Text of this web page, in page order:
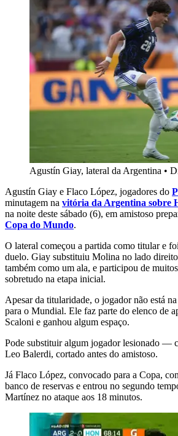
Agustín Giay, lateral da Argentina •
Agustín Giay e Flaco López, jogadores do
minutagem na vitória da Argentina sobre
na noite deste sábado (6), em amistoso
Copa do Mundo.
O lateral começou a partida como titular e
duelo. Giay substituiu Molina no lado
também como um ala, e participou de
sobretudo na etapa inicial.
Apesar da titularidade, o jogador não está
para o Mundial. Ele faz parte do elenco de
Scaloni e ganhou algum espaço.
Pode substituir algum jogador lesionado —
Leo Balerdi, cortado antes do amistoso.
Já Flaco López, convocado para a Copa,
banco de reservas e entrou no segundo
Martínez no ataque aos 18 minutos.